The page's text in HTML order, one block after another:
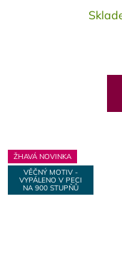
ŽHAVÁ NOVINKA
VĚČNÝ MOTIV -
VYPÁLENO V PECI
NA 900 STUPŇŮ